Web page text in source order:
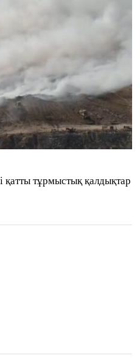
қатты тұрмыстық қалдықтар